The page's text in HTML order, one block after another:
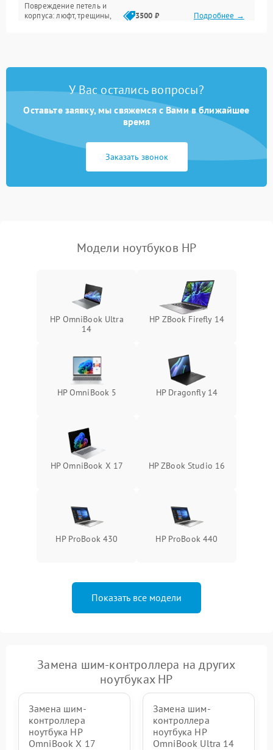
Повреждение петель и
корпуса: люфт, трещины,
3500 ₽ Подробнее →
быстрая разрядка,
2500 ₽ Подробнее →
Неисправность зарядного
питания
2000 ₽ Подробнее →
неисправности кулера
пропадание диска
оперативной памяти:
вылеты приложений,
синие экраны
Подробнее →
Проблемы Wi‑Fi или
У Вас остались вопросы?
Оставьте заявку, мы свяжемся с Вами в ближайшее
время
Заказать звонок
Модели ноутбуков HP
HP OmniBook Ultra
14
HP ZBook Firefly 14
HP OmniBook 5 HP Dragonfly 14
HP OmniBook X 17 HP ZBook Studio 16
HP ProBook 430 HP ProBook 440
Показать все модели
Замена шим-контроллера на других
ноутбуках HP
Замена шим-
контроллера
ноутбука HP
OmniBook X 17
Замена шим-
контроллера
ноутбука HP
OmniBook Ultra 14